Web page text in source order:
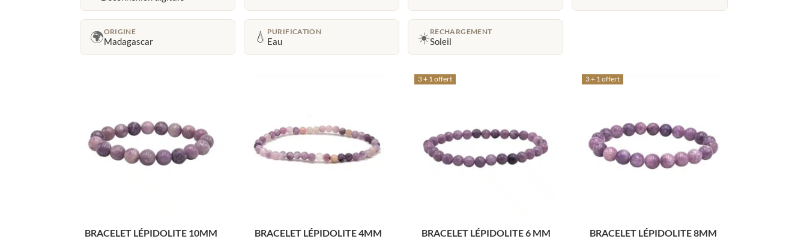
🌍ORIGINE
Madagascar 💧 PURIFICATION
Eau ☀️RECHARGEMENT
Soleil
BRACELET LÉPIDOLITE 10MM BRACELET LÉPIDOLITE 4MM
3 + 1 offert
BRACELET LÉPIDOLITE 6 MM
3 + 1 offert
BRACELET LÉPIDOLITE 8MM